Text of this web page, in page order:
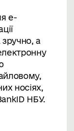
е-
а
носіях,
НБУ.